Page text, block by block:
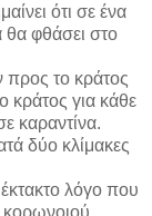
ότι σε ένα
θα φθάσει στο
το κράτος
κράτος για κάθε
καραντίνα.
δύο κλίμακες
λόγο που
κορωνοιού